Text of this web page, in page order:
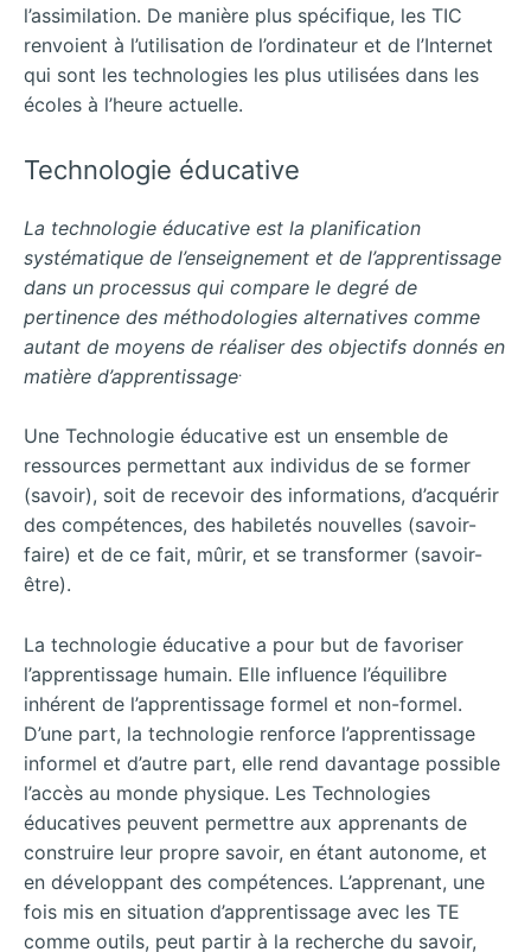
l’assimilation. De manière plus spécifique, les TIC
renvoient à l’utilisation de l’ordinateur et de l’Internet
qui sont les technologies les plus utilisées dans les
écoles à l’heure actuelle.
Technologie éducative
La technologie éducative est la planification
systématique de l’enseignement et de l’apprentissage
dans un processus qui compare le degré de
pertinence des méthodologies alternatives comme
autant de moyens de réaliser des objectifs donnés en
matière d’apprentissage.
Une Technologie éducative est un ensemble de
ressources permettant aux individus de se former
(savoir), soit de recevoir des informations, d’acquérir
des compétences, des habiletés nouvelles (savoir-
faire) et de ce fait, mûrir, et se transformer (savoir-
être).
La technologie éducative a pour but de favoriser
l’apprentissage humain. Elle influence l’équilibre
inhérent de l’apprentissage formel et non-formel.
D’une part, la technologie renforce l’apprentissage
informel et d’autre part, elle rend davantage possible
l’accès au monde physique. Les Technologies
éducatives peuvent permettre aux apprenants de
construire leur propre savoir, en étant autonome, et
en développant des compétences. L’apprenant, une
fois mis en situation d’apprentissage avec les TE
comme outils, peut partir à la recherche du savoir,